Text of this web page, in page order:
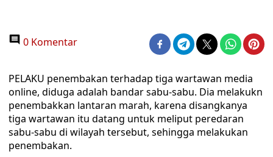
0 Komentar
PELAKU penembakan terhadap tiga wartawan media
online, diduga adalah bandar sabu-sabu. Dia melakukn
penembakkan lantaran marah, karena disangkanya
tiga wartawan itu datang untuk meliput peredaran
sabu-sabu di wilayah tersebut, sehingga melakukan
penembakan.